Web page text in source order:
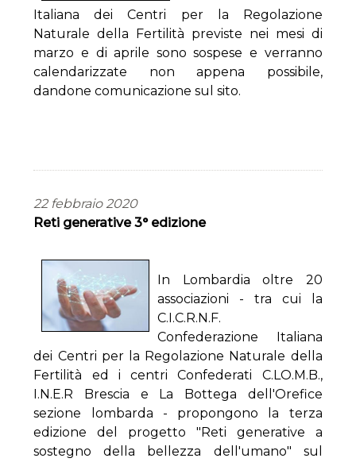
Italiana dei Centri per la Regolazione
Naturale della Fertilità previste nei mesi di
marzo e di aprile sono sospese e verranno
calendarizzate non appena possibile,
dandone comunicazione sul sito.
22 febbraio 2020
Reti generative 3° edizione
In Lombardia oltre 20
associazioni - tra cui la
C.I.C.R.N.F.
Confederazione Italiana
dei Centri per la Regolazione Naturale della
Fertilità ed i centri Confederati C.LO.M.B.,
I.N.E.R Brescia e La Bottega dell'Orefice
sezione lombarda - propongono la terza
edizione del progetto "Reti generative a
sostegno della bellezza dell'umano" sul